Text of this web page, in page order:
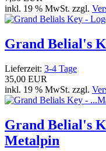
inkl. 19 % MwSt. zzgl.
Grand Belial's
Lieferzeit: 3-4 Tage
35,00 EUR
inkl. 19 % MwSt. zzgl.
Grand Belial's
Metalpin